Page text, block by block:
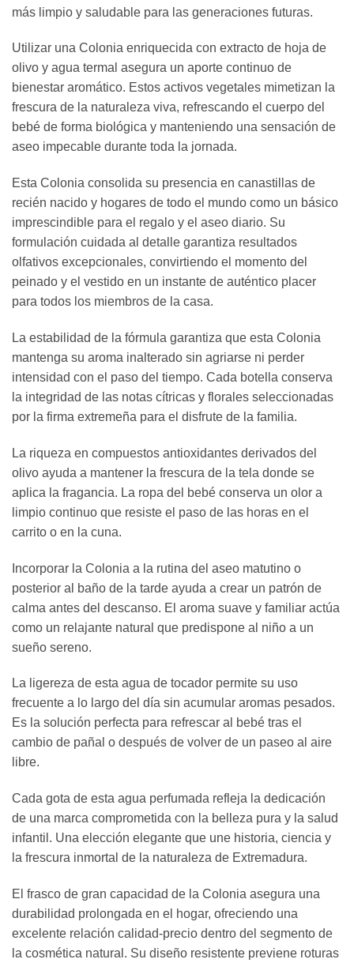
más limpio y saludable para las generaciones futuras.
Utilizar una Colonia enriquecida con extracto de hoja de
olivo y agua termal asegura un aporte continuo de
bienestar aromático. Estos activos vegetales mimetizan la
frescura de la naturaleza viva, refrescando el cuerpo del
bebé de forma biológica y manteniendo una sensación de
aseo impecable durante toda la jornada.
Esta Colonia consolida su presencia en canastillas de
recién nacido y hogares de todo el mundo como un básico
imprescindible para el regalo y el aseo diario. Su
formulación cuidada al detalle garantiza resultados
olfativos excepcionales, convirtiendo el momento del
peinado y el vestido en un instante de auténtico placer
para todos los miembros de la casa.
La estabilidad de la fórmula garantiza que esta Colonia
mantenga su aroma inalterado sin agriarse ni perder
intensidad con el paso del tiempo. Cada botella conserva
la integridad de las notas cítricas y florales seleccionadas
por la firma extremeña para el disfrute de la familia.
La riqueza en compuestos antioxidantes derivados del
olivo ayuda a mantener la frescura de la tela donde se
aplica la fragancia. La ropa del bebé conserva un olor a
limpio continuo que resiste el paso de las horas en el
carrito o en la cuna.
Incorporar la Colonia a la rutina del aseo matutino o
posterior al baño de la tarde ayuda a crear un patrón de
calma antes del descanso. El aroma suave y familiar actúa
como un relajante natural que predispone al niño a un
sueño sereno.
La ligereza de esta agua de tocador permite su uso
frecuente a lo largo del día sin acumular aromas pesados.
Es la solución perfecta para refrescar al bebé tras el
cambio de pañal o después de volver de un paseo al aire
libre.
Cada gota de esta agua perfumada refleja la dedicación
de una marca comprometida con la belleza pura y la salud
infantil. Una elección elegante que une historia, ciencia y
la frescura inmortal de la naturaleza de Extremadura.
El frasco de gran capacidad de la Colonia asegura una
durabilidad prolongada en el hogar, ofreciendo una
excelente relación calidad-precio dentro del segmento de
la cosmética natural. Su diseño resistente previene roturas